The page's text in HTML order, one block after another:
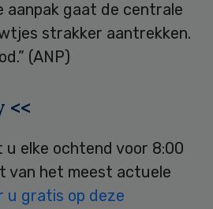
aanpak gaat de centrale
strakker aantrekken.
(ANP)
<<
u elke ochtend voor 8:00
van het meest actuele
u gratis op deze